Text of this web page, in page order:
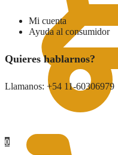
0
Mi cuenta
Ayuda al consumidor
Quieres hablarnos?
Llamanos: +54 11-60306979